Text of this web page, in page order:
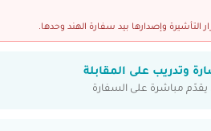
وإصدارها بيد سفارة الهند وحدها.
وتدريب على المقابلة
مباشرة على السفارة